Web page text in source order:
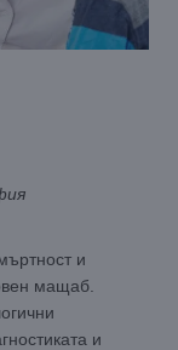
и
мащаб.
и